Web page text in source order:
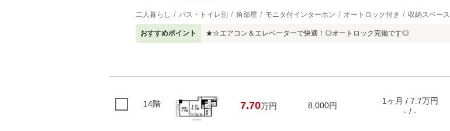
二人暮らし バス・トイレ別 角部屋 モニタ付インターホン オートロック付き 収納スペース
おすすめポイント ★☆エアコン＆エレベーターで快適！◎オートロック完備です◎
14階 7.70万円 8,000円
1ヶ月 / 7.7万円
- / -